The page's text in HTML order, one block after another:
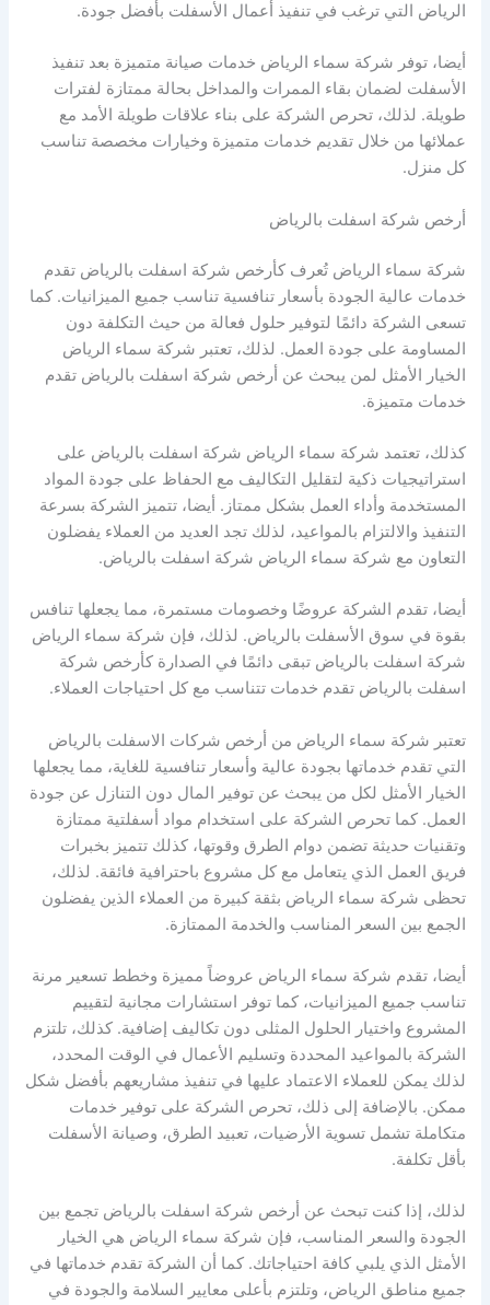
الرياض التي ترغب في تنفيذ أعمال الأسفلت بأفضل جودة.
أيضا، توفر شركة سماء الرياض خدمات صيانة متميزة بعد تنفيذ
الأسفلت لضمان بقاء الممرات والمداخل بحالة ممتازة لفترات
طويلة. لذلك، تحرص الشركة على بناء علاقات طويلة الأمد مع
عملائها من خلال تقديم خدمات متميزة وخيارات مخصصة تناسب
كل منزل.
أرخص شركة اسفلت بالرياض
شركة سماء الرياض تُعرف كأرخص شركة اسفلت بالرياض تقدم
خدمات عالية الجودة بأسعار تنافسية تناسب جميع الميزانيات. كما
تسعى الشركة دائمًا لتوفير حلول فعالة من حيث التكلفة دون
المساومة على جودة العمل. لذلك، تعتبر شركة سماء الرياض
الخيار الأمثل لمن يبحث عن أرخص شركة اسفلت بالرياض تقدم
خدمات متميزة.
كذلك، تعتمد شركة سماء الرياض شركة اسفلت بالرياض على
استراتيجيات ذكية لتقليل التكاليف مع الحفاظ على جودة المواد
المستخدمة وأداء العمل بشكل ممتاز. أيضا، تتميز الشركة بسرعة
التنفيذ والالتزام بالمواعيد، لذلك تجد العديد من العملاء يفضلون
التعاون مع شركة سماء الرياض شركة اسفلت بالرياض.
أيضا، تقدم الشركة عروضًا وخصومات مستمرة، مما يجعلها تنافس
بقوة في سوق الأسفلت بالرياض. لذلك، فإن شركة سماء الرياض
شركة اسفلت بالرياض تبقى دائمًا في الصدارة كأرخص شركة
اسفلت بالرياض تقدم خدمات تتناسب مع كل احتياجات العملاء.
تعتبر شركة سماء الرياض من أرخص شركات الاسفلت بالرياض
التي تقدم خدماتها بجودة عالية وأسعار تنافسية للغاية، مما يجعلها
الخيار الأمثل لكل من يبحث عن توفير المال دون التنازل عن جودة
العمل. كما تحرص الشركة على استخدام مواد أسفلتية ممتازة
وتقنيات حديثة تضمن دوام الطرق وقوتها، كذلك تتميز بخبرات
فريق العمل الذي يتعامل مع كل مشروع باحترافية فائقة. لذلك،
تحظى شركة سماء الرياض بثقة كبيرة من العملاء الذين يفضلون
الجمع بين السعر المناسب والخدمة الممتازة.
أيضا، تقدم شركة سماء الرياض عروضاً مميزة وخطط تسعير مرنة
تناسب جميع الميزانيات، كما توفر استشارات مجانية لتقييم
المشروع واختيار الحلول المثلى دون تكاليف إضافية. كذلك، تلتزم
الشركة بالمواعيد المحددة وتسليم الأعمال في الوقت المحدد،
لذلك يمكن للعملاء الاعتماد عليها في تنفيذ مشاريعهم بأفضل شكل
ممكن. بالإضافة إلى ذلك، تحرص الشركة على توفير خدمات
متكاملة تشمل تسوية الأرضيات، تعبيد الطرق، وصيانة الأسفلت
بأقل تكلفة.
لذلك، إذا كنت تبحث عن أرخص شركة اسفلت بالرياض تجمع بين
الجودة والسعر المناسب، فإن شركة سماء الرياض هي الخيار
الأمثل الذي يلبي كافة احتياجاتك. كما أن الشركة تقدم خدماتها في
جميع مناطق الرياض، وتلتزم بأعلى معايير السلامة والجودة في